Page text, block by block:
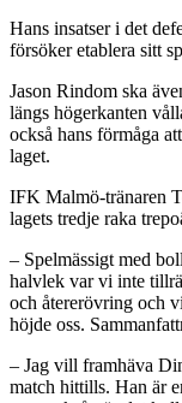
Hans insatser i det
försöker etablera sitt
Jason Rindom ska
längs högerkanten
också hans förmåga
laget.
IFK Malmö-tränaren
lagets tredje raka
– Spelmässigt med
halvlek var vi inte
och återerövring och
höjde oss.
– Jag vill framhäva
match hittills. Han är